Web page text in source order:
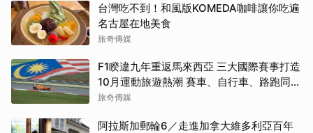
台灣吃不到！和風版KOMEDA咖啡讓你吃遍
名古屋在地美食
旅奇傳媒
F1睽違九年重返馬來西亞 三大國際賽事打造
10月運動旅遊熱潮 賽車、自行車、路跑同週
登場
旅奇傳媒
阿拉斯加郵輪6／走進加拿大維多利亞百年